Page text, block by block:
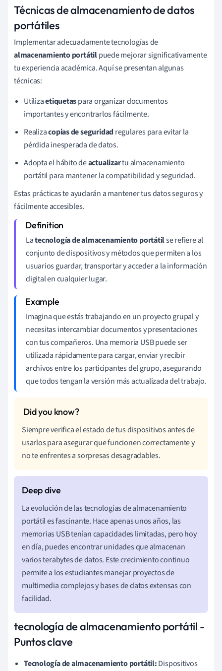
Técnicas de almacenamiento de datos
portátiles
Implementar adecuadamente tecnologías de
almacenamiento portátilpuede mejorar significativamente
tu experiencia académica. Aquí se presentan algunas
técnicas:
Utilizaetiquetaspara organizar documentos
importantes y encontrarlos fácilmente.
Realizacopias de seguridadregulares para evitar la
pérdida inesperada de datos.
Adopta el hábito deactualizartu almacenamiento
portátil para mantener la compatibilidad y seguridad.
Estas prácticas te ayudarán a mantener tus datos seguros y
fácilmente accesibles.
Latecnología de almacenamiento portátilse refiere al
conjunto de dispositivos y métodos que permiten a los
usuarios guardar, transportar y acceder a la información
digital en cualquier lugar.
Imagina que estás trabajando en un proyecto grupal y
necesitas intercambiar documentos y presentaciones
con tus compañeros. Una memoria USB puede ser
utilizada rápidamente para cargar, enviar y recibir
archivos entre los participantes del grupo, asegurando
que todos tengan la versión más actualizada del trabajo.
Siempre verifica el estado de tus dispositivos antes de
usarlos para asegurar que funcionen correctamente y
no te enfrentes a sorpresas desagradables.
La evolución de las tecnologías de almacenamiento
portátil es fascinante. Hace apenas unos años, las
memorias USB tenían capacidades limitadas, pero hoy
en día, puedes encontrar unidades que almacenan
varios terabytes de datos. Este crecimiento continuo
permite a los estudiantes manejar proyectos de
multimedia complejos y bases de datos extensas con
facilidad.
tecnología de almacenamiento portátil -
Puntos clave
Tecnología de almacenamiento portátil:Dispositivos